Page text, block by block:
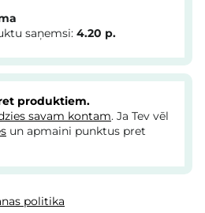
saņemsi: 4.20 p.
produktiem.
savam kontam. Ja Tev vēl
un apmaini punktus pret
politika